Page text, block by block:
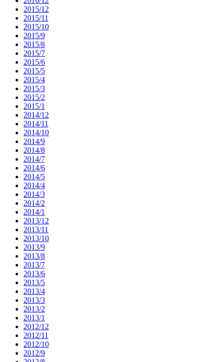
2015/12
2015/11
2015/10
2015/9
2015/8
2015/7
2015/6
2015/5
2015/4
2015/3
2015/2
2015/1
2014/12
2014/11
2014/10
2014/9
2014/8
2014/7
2014/6
2014/5
2014/4
2014/3
2014/2
2014/1
2013/12
2013/11
2013/10
2013/9
2013/8
2013/7
2013/6
2013/5
2013/4
2013/3
2013/2
2013/1
2012/12
2012/11
2012/10
2012/9